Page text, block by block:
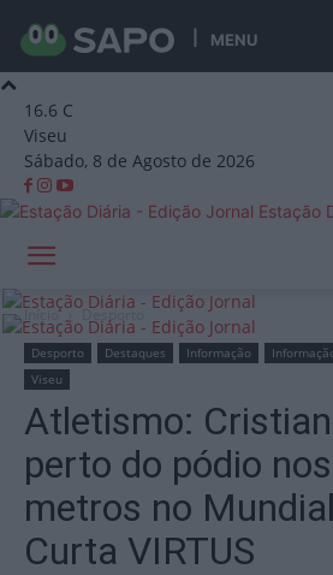
MENU
16.6 C
Viseu
Sábado, 8 de Agosto de 2026
Estação
Início Desporto
Desporto Destaques Informação
Viseu
Atletismo:
perto do pódio
metros no
Curta VIRTUS